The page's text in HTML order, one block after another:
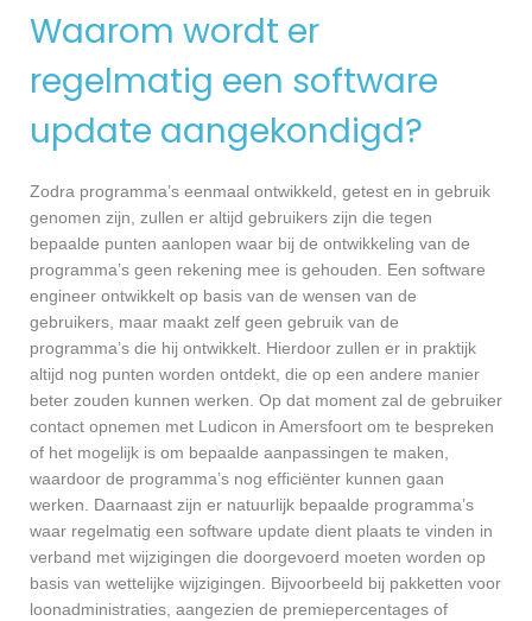
Waarom wordt er
regelmatig een software
update aangekondigd?
Zodra programma’s eenmaal ontwikkeld, getest en in gebruik
genomen zijn, zullen er altijd gebruikers zijn die tegen
bepaalde punten aanlopen waar bij de ontwikkeling van de
programma’s geen rekening mee is gehouden. Een software
engineer ontwikkelt op basis van de wensen van de
gebruikers, maar maakt zelf geen gebruik van de
programma’s die hij ontwikkelt. Hierdoor zullen er in praktijk
altijd nog punten worden ontdekt, die op een andere manier
beter zouden kunnen werken. Op dat moment zal de gebruiker
contact opnemen met Ludicon in Amersfoort om te bespreken
of het mogelijk is om bepaalde aanpassingen te maken,
waardoor de programma’s nog efficiënter kunnen gaan
werken. Daarnaast zijn er natuurlijk bepaalde programma’s
waar regelmatig een software update dient plaats te vinden in
verband met wijzigingen die doorgevoerd moeten worden op
basis van wettelijke wijzigingen. Bijvoorbeeld bij pakketten voor
loonadministraties, aangezien de premiepercentages of